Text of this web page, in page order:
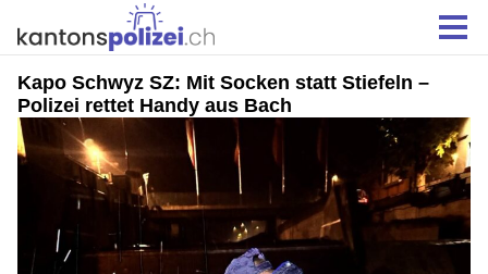
Kapo Schwyz SZ: Mit Socken statt Stiefeln –
Polizei rettet Handy aus Bach